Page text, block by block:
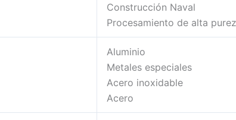
Construcción Naval
Procesamiento de alta
Aluminio
Metales especiales
Acero inoxidable
Acero